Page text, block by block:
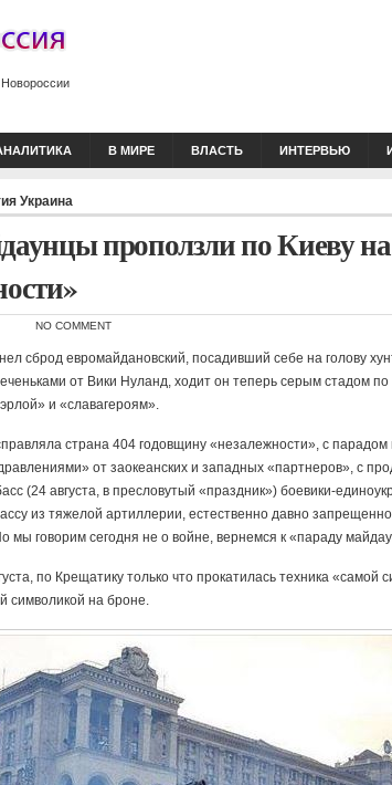
В МИРЕ ВЛАСТЬ ИНТЕРВЬЮ
Украина
проползли по Киеву
NO COMMENT
сброд евромайдановский, посадивший себе на голову
от Вики Нуланд, ходит он теперь серым стадом по
и «славагероям».
страна 404 годовщину «незалежности», с
от заокеанских и западных «партнеров», с
(24 августа, в пресловутый «праздник») боевики-
из тяжелой артиллерии, естественно давно
мы говорим сегодня не о войне, вернемся к «параду
по Крещатику только что прокатилась техника «самой
символикой на броне.